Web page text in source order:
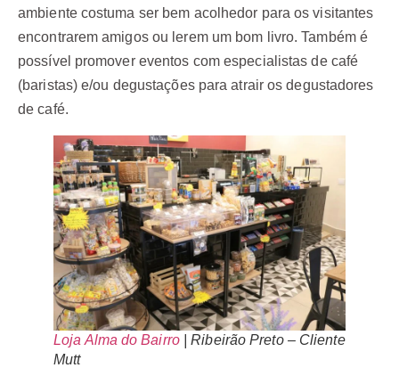
ambiente costuma ser bem acolhedor para os visitantes
encontrarem amigos ou lerem um bom livro. Também é
possível promover eventos com especialistas de café
(baristas) e/ou degustações para atrair os degustadores
de café.
Loja Alma do Bairro| Ribeirão Preto – Cliente
Mutt